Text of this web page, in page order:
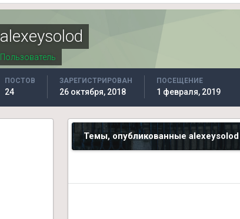
alexeysolod
Пользователь
ПОСТОВ
24
ЗАРЕГИСТРИРОВАН
26 октября, 2018
ПОСЕЩЕНИЕ
1 февраля, 2019
Темы, опубликованные alexeysolod